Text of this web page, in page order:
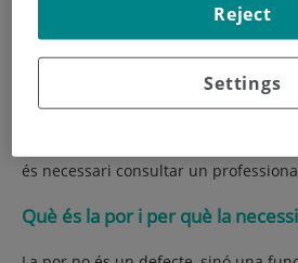
aprendre a regular-la i transformar
En aquest article elaborat per
Neurociències Teknon
, expliquem
és necessari consultar un
Què és la por i per què la
Settings
Reject